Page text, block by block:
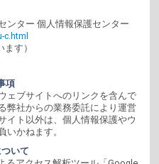
ター 個人情報保護センター
す）
項
ェブサイトへのリンクを含んで
弊社からの業務委託により運営
イト以外は、個人情報保護やウ
いかねます。
いて